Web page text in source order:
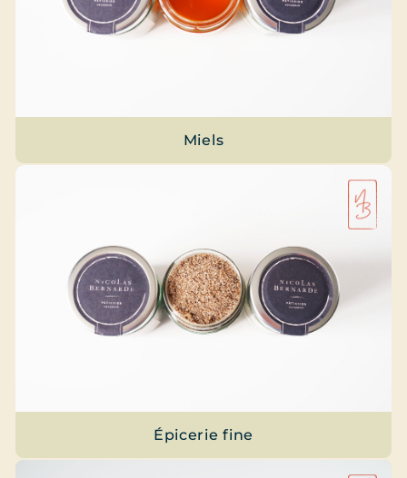
Miels
Épicerie fine